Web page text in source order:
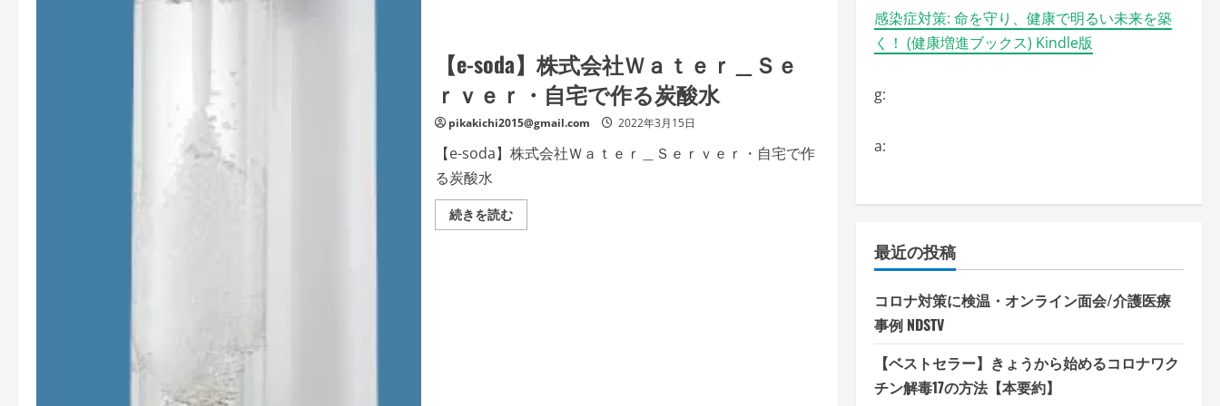
【e-soda】株式会社Ｗａｔｅｒ＿Ｓｅ
ｒｖｅｒ・自宅で作る炭酸水
pikakichi2015@gmail.com 2022年3月15日
【e-soda】株式会社Ｗａｔｅｒ＿Ｓｅｒｖｅｒ・自宅で作
る炭酸水
続きを読む【e-
soda】
感染症対策: 命を守り、健康で明るい未来を築
く！ (健康増進ブックス) Kindle版
g:
a:
最近の投稿
コロナ対策に検温・オンライン面会/介護医療
事例 NDSTV
【ベストセラー】きょうから始めるコロナワク
チン解毒17の方法【本要約】